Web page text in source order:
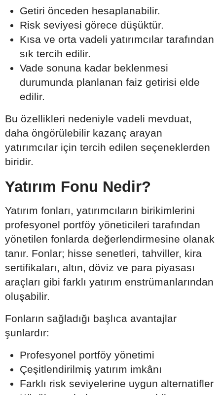
Getiri önceden hesaplanabilir.
Risk seviyesi görece düşüktür.
Kısa ve orta vadeli yatırımcılar tarafından
sık tercih edilir.
Vade sonuna kadar beklenmesi
durumunda planlanan faiz getirisi elde
edilir.
Bu özellikleri nedeniyle vadeli mevduat,
daha öngörülebilir kazanç arayan
yatırımcılar için tercih edilen seçeneklerden
biridir.
Yatırım Fonu Nedir?
Yatırım fonları, yatırımcıların birikimlerini
profesyonel portföy yöneticileri tarafından
yönetilen fonlarda değerlendirmesine olanak
tanır. Fonlar; hisse senetleri, tahviller, kira
sertifikaları, altın, döviz ve para piyasası
araçları gibi farklı yatırım enstrümanlarından
oluşabilir.
Fonların sağladığı başlıca avantajlar
şunlardır:
Profesyonel portföy yönetimi
Çeşitlendirilmiş yatırım imkânı
Farklı risk seviyelerine uygun alternatifler